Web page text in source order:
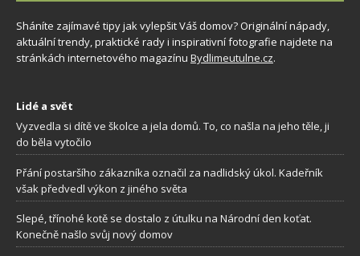
Sháníte zajímavé tipy jak vylepšit Váš domov? Originální nápady,
aktuální trendy, praktické rady i inspirativní fotografie najdete na
stránkách internetového magazínu Bydlimeutulne.cz.
Lidé a svět
Vyzvedla si dítě ve školce a jela domů. To, co našla na jeho těle, ji
do běla vytočilo
Přání postaršího zákazníka označil za nadlidský úkol. Kadeřník
však předvedl výkon z jiného světa
Slepé, třínohé kotě se dostalo z útulku na Národní den koťat.
Konečně našlo svůj nový domov